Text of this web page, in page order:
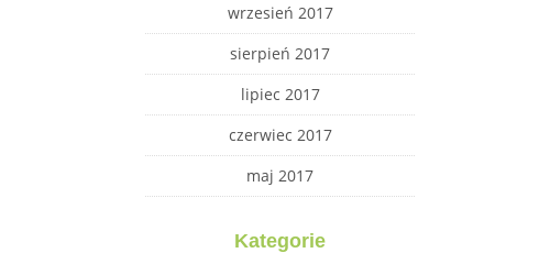
wrzesień 2017
sierpień 2017
lipiec 2017
czerwiec 2017
maj 2017
Kategorie